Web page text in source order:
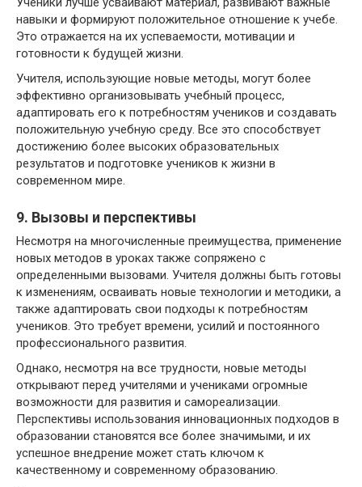
навыки и формируют положительное отношение к учебе.
Это отражается на их успеваемости, мотивации и
готовности к будущей жизни.
Учителя, использующие новые методы, могут более
эффективно организовывать учебный процесс,
адаптировать его к потребностям учеников и создавать
положительную учебную среду. Все это способствует
достижению более высоких образовательных
результатов и подготовке учеников к жизни в
современном мире.
9. Вызовы и перспективы
Несмотря на многочисленные преимущества, применение
новых методов в уроках также сопряжено с
определенными вызовами. Учителя должны быть готовы
к изменениям, осваивать новые технологии и методики, а
также адаптировать свои подходы к потребностям
учеников. Это требует времени, усилий и постоянного
профессионального развития.
Однако, несмотря на все трудности, новые методы
открывают перед учителями и учениками огромные
возможности для развития и самореализации.
Перспективы использования инновационных подходов в
образовании становятся все более значимыми, и их
успешное внедрение может стать ключом к
качественному и современному образованию.